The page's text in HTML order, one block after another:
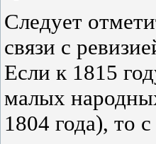
Следует
связи с
Если к 1815
малых
1804 года), то